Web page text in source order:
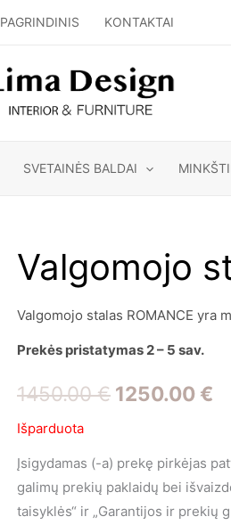
PAGRINDINIS KONTAKTAI
SVETAINĖS BALDAI
Valgomojo
Valgomojo stalas ROMANCE yra
Prekės pristatymas 2 – 5 sav.
1450.00€ Original
was:
1450.00 €.
1250.00 €
Išparduota
Įsigydamas (-a) prekę pirkėjas
galimų prekių paklaidų bei
taisyklės“ ir „Garantijos ir prekių